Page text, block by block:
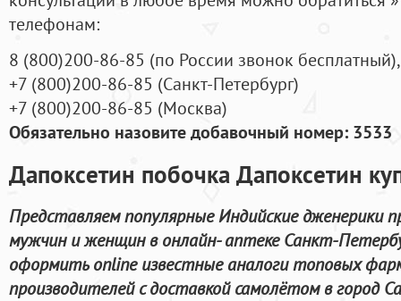
телефонам:
8 (800)200-86-85 (по России звонок бесплатный),
+7 (800)200-86-85 (Санкт-Петербург)
+7 (800)200-86-85 (Москва)
Обязательно назовите добавочный номер: 3533
Дапоксетин побочка Дапоксетин
Представляем популярные Индийские дженерики
мужчин и женщин в онлайн- аптеке Санкт-
оформить online известные аналоги топовых
производителей с доставкой самолётом в город